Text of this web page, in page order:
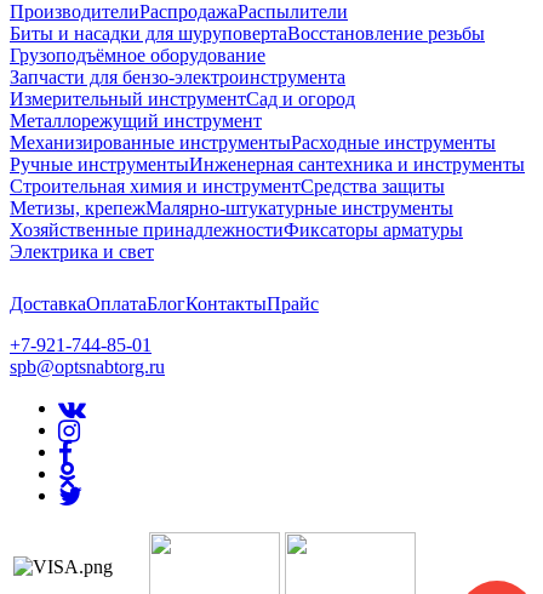
ПроизводителиРаспродажаРаспылители
Биты и насадки для шуруповертаВосстановление резьбы
Грузоподъёмное оборудование
Запчасти для бензо-электроинструмента
Измерительный инструментСад и огород
Металлорежущий инструмент
Механизированные инструментыРасходные инструменты
Ручные инструментыИнженерная сантехника и инструменты
Строительная химия и инструментСредства защиты
Метизы, крепежМалярно-штукатурные инструменты
Хозяйственные принадлежностиФиксаторы арматуры
Электрика и свет
ДоставкаОплатаБлогКонтактыПрайс
+7-921-744-85-01
spb@optsnabtorg.ru